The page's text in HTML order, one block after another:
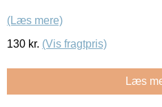
(Læs mere)
130 kr. (Vis fragtpris)
Læs